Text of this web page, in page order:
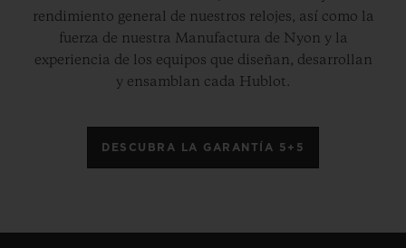
rendimiento general de nuestros relojes, así como la
fuerza de nuestra Manufactura de Nyon y la
experiencia de los equipos que diseñan, desarrollan
y ensamblan cada Hublot.
DESCUBRA LA GARANTÍA 5+5